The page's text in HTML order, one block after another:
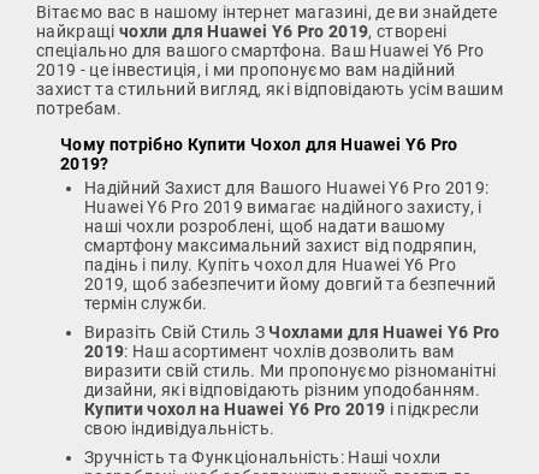
Вітаємо вас в нашому інтернет магазині, де ви знайдете
найкращі чохли для Huawei Y6 Pro 2019, створені
спеціально для вашого смартфона. Ваш Huawei Y6 Pro
2019 - це інвестиція, і ми пропонуємо вам надійний
захист та стильний вигляд, які відповідають усім вашим
потребам.
Чому потрібно Купити Чохол для Huawei Y6 Pro
2019?
Надійний Захист для Вашого Huawei Y6 Pro 2019:
Huawei Y6 Pro 2019 вимагає надійного захисту, і
наші чохли розроблені, щоб надати вашому
смартфону максимальний захист від подряпин,
падінь і пилу. Купіть чохол для Huawei Y6 Pro
2019, щоб забезпечити йому довгий та безпечний
термін служби.
Виразіть Свій Стиль З Чохлами для Huawei Y6 Pro
2019: Наш асортимент чохлів дозволить вам
виразити свій стиль. Ми пропонуємо різноманітні
дизайни, які відповідають різним уподобанням.
Купити чохол на Huawei Y6 Pro 2019 і підкресли
свою індивідуальність.
Зручність та Функціональність: Наші чохли